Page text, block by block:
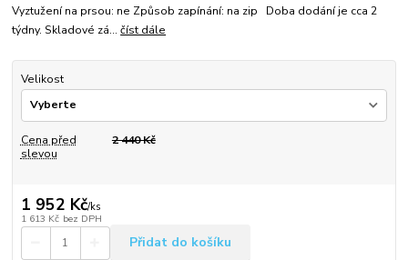
Vyztužení na prsou: ne Způsob zapínání: na zip Doba dodání je cca 2
týdny. Skladové zá...číst dále
Velikost
Cena před
slevou
2 440 Kč
1 952 Kč/ks
1 613 Kč bez DPH
Přidat do košíku